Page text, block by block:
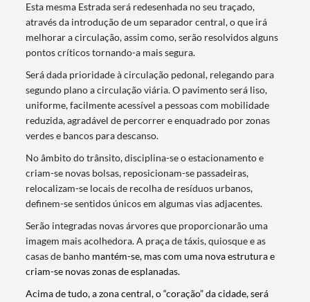
Esta mesma Estrada será redesenhada no seu traçado,
através da introdução de um separador central, o que irá
melhorar a circulação, assim como, serão resolvidos alguns
pontos críticos tornando-a mais segura.
Será dada prioridade à circulação pedonal, relegando para
segundo plano a circulação viária. O pavimento será liso,
uniforme, facilmente acessível a pessoas com mobilidade
reduzida, agradável de percorrer e enquadrado por zonas
verdes e bancos para descanso.
No âmbito do trânsito, disciplina-se o estacionamento e
criam-se novas bolsas, reposicionam-se passadeiras,
relocalizam-se locais de recolha de resíduos urbanos,
definem-se sentidos únicos em algumas vias adjacentes.
Serão integradas novas árvores que proporcionarão uma
imagem mais acolhedora. A praça de táxis, quiosque e as
casas de banho mantém-se, mas com uma nova estrutura e
criam-se novas zonas de esplanadas.
Acima de tudo, a zona central, o “coração” da cidade, será